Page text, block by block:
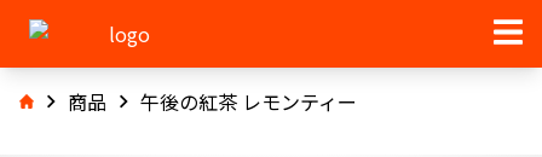
商品 午後の紅茶 レモンティー